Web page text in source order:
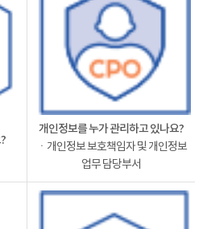
개인정보를 누가 관리하고 있나요?
ㆍ개인정보 보호책임자 및 개인정보
업무 담당부서